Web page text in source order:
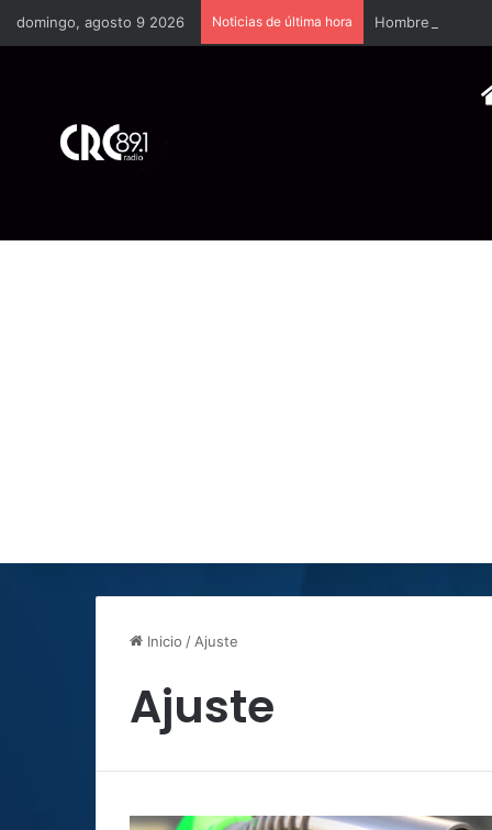
domingo, agosto 9 2026 Noticias de última hora Hombres
Inicio / Ajuste
Ajuste